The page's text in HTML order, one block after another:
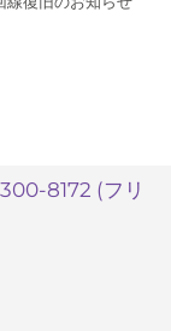
8172 (フリ